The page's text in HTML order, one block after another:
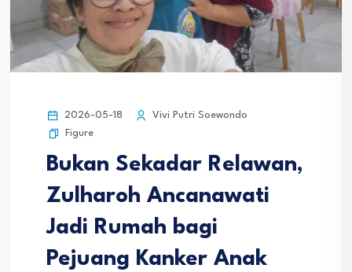
2026-05-18
Vivi Putri Soewondo
Figure
Bukan Sekadar Relawan,
Zulharoh Ancanawati
Jadi Rumah bagi
Pejuang Kanker Anak